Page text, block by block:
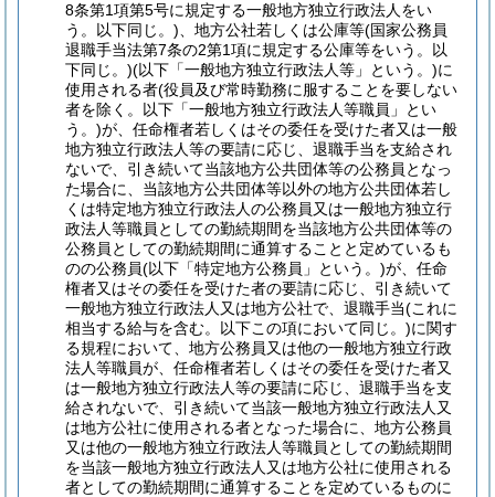
8条第1項第5号に規定する一般地方独立行政法人をい
う。以下同じ。) 、地方公社若しくは公庫等(国家公務員
退職手当法第7条の2第1項に規定する公庫等をいう。以
下同じ。)(以下「一般地方独立行政法人等」という。)に
使用される者(役員及び常時勤務に服することを要しない
者を除く。以下「一般地方独立行政法人等職員」とい
う。)が、任命権者若しくはその委任を受けた者又は一般
地方独立行政法人等の要請に応じ、退職手当を支給され
ないで、引き続いて当該地方公共団体等の公務員となっ
た場合に、当該地方公共団体等以外の地方公共団体若し
くは特定地方独立行政法人の公務員又は一般地方独立行
政法人等職員としての勤続期間を当該地方公共団体等の
公務員としての勤続期間に通算することと定めているも
のの公務員(以下「特定地方公務員」という。)が、任命
権者又はその委任を受けた者の要請に応じ、引き続いて
一般地方独立行政法人又は地方公社で、退職手当(これに
相当する給与を含む。以下この項において同じ。)に関す
る規程において、地方公務員又は他の一般地方独立行政
法人等職員が、任命権者若しくはその委任を受けた者又
は一般地方独立行政法人等の要請に応じ、退職手当を支
給されないで、引き続いて当該一般地方独立行政法人又
は地方公社に使用される者となった場合に、地方公務員
又は他の一般地方独立行政法人等職員としての勤続期間
を当該一般地方独立行政法人又は地方公社に使用される
者としての勤続期間に通算することを定めているものに